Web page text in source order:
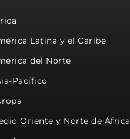
Latina y el Caribe
del Norte
Pacífico
Oriente y Norte de África